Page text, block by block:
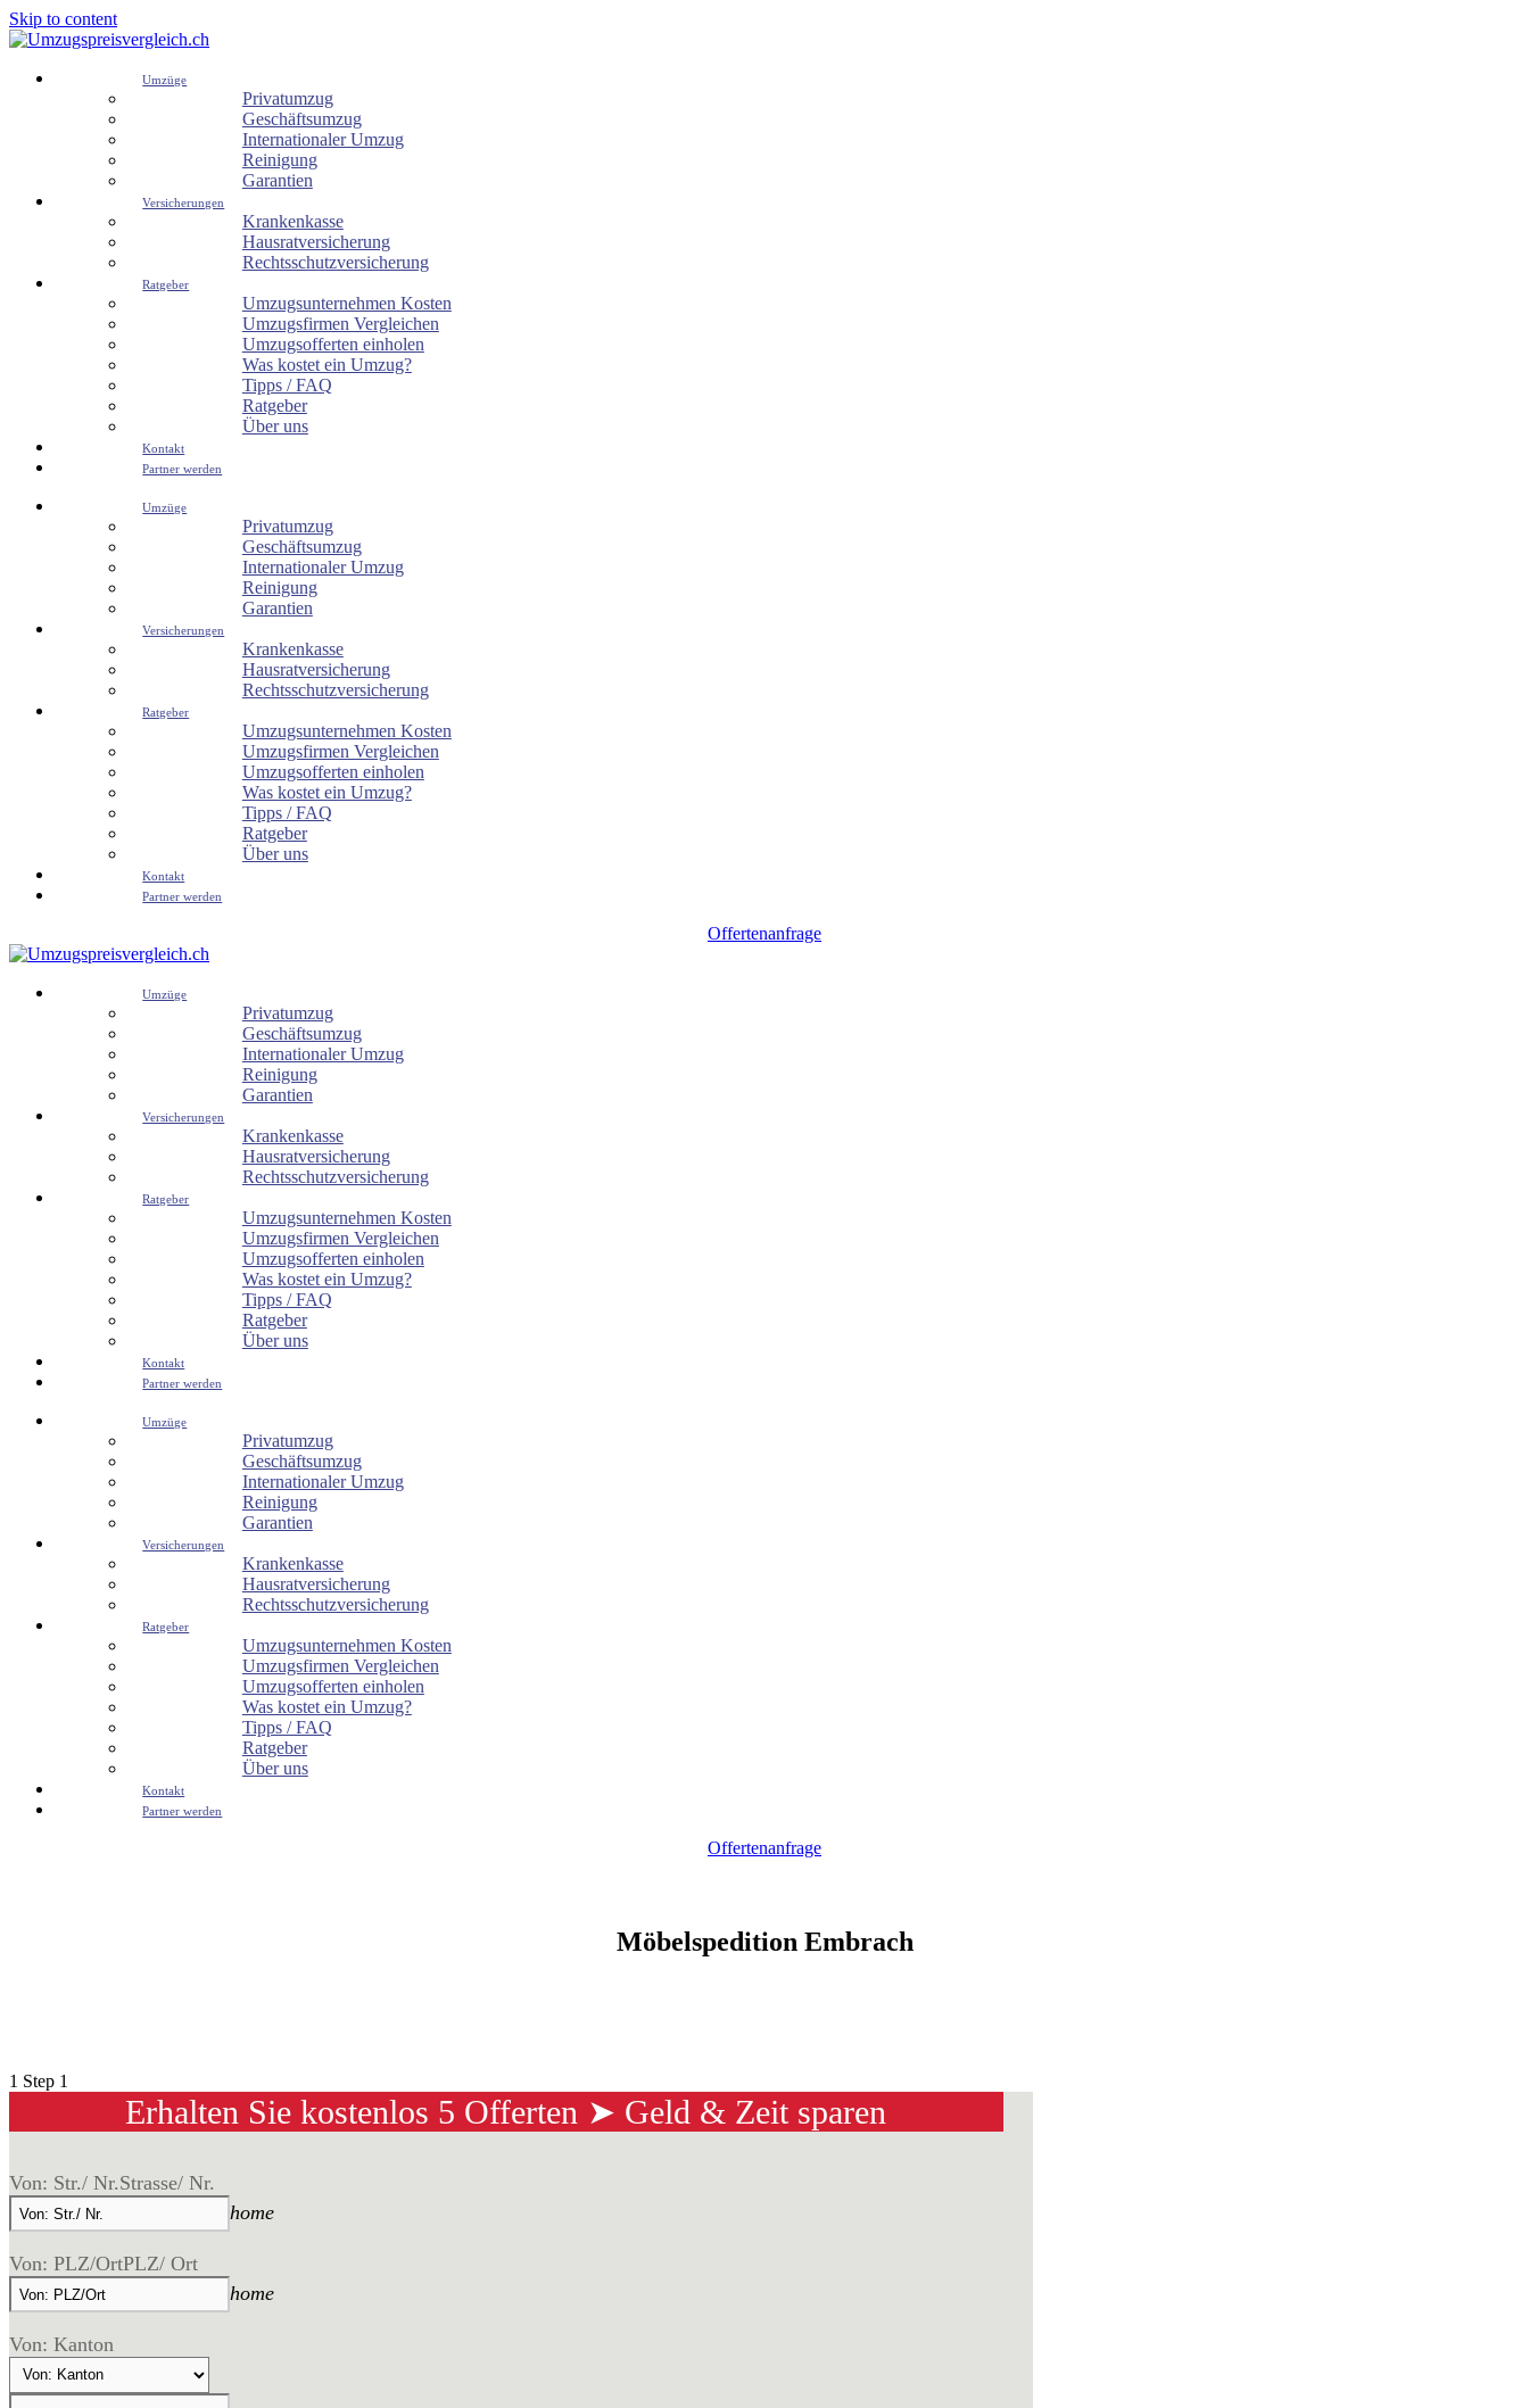
Skip to content
Umzüge
Privatumzug
Geschäftsumzug
Internationaler Umzug
Reinigung
Garantien
Versicherungen
Krankenkasse
Hausratversicherung
Rechtsschutzversicherung
Ratgeber
Umzugsunternehmen Kosten
Umzugsfirmen Vergleichen
Umzugsofferten einholen
Was kostet ein Umzug?
Tipps / FAQ
Ratgeber
Über uns
Kontakt
Partner werden
Umzüge
Privatumzug
Geschäftsumzug
Internationaler Umzug
Reinigung
Garantien
Versicherungen
Krankenkasse
Hausratversicherung
Rechtsschutzversicherung
Ratgeber
Umzugsunternehmen Kosten
Umzugsfirmen Vergleichen
Umzugsofferten einholen
Was kostet ein Umzug?
Tipps / FAQ
Ratgeber
Über uns
Kontakt
Partner werden
Offertenanfrage
Umzüge
Privatumzug
Geschäftsumzug
Internationaler Umzug
Reinigung
Garantien
Versicherungen
Krankenkasse
Hausratversicherung
Rechtsschutzversicherung
Ratgeber
Umzugsunternehmen Kosten
Umzugsfirmen Vergleichen
Umzugsofferten einholen
Was kostet ein Umzug?
Tipps / FAQ
Ratgeber
Über uns
Kontakt
Partner werden
Umzüge
Privatumzug
Geschäftsumzug
Internationaler Umzug
Reinigung
Garantien
Versicherungen
Krankenkasse
Hausratversicherung
Rechtsschutzversicherung
Ratgeber
Umzugsunternehmen Kosten
Umzugsfirmen Vergleichen
Umzugsofferten einholen
Was kostet ein Umzug?
Tipps / FAQ
Ratgeber
Über uns
Kontakt
Partner werden
Offertenanfrage
Möbelspedition Embrach
1 Step 1
Erhalten Sie kostenlos 5 Offerten ➤ Geld & Zeit sparen
Von: Str./ Nr.Strasse/ Nr.
home
Von: PLZ/OrtPLZ/ Ort
home
Von: Kanton